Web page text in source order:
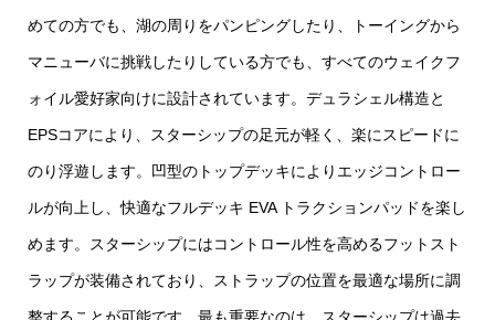
めての方でも、湖の周りをパンピングしたり、トーイングから
マニューバに挑戦したりしている方でも、すべてのウェイクフ
ォイル愛好家向けに設計されています。デュラシェル構造と
EPSコアにより、スターシップの足元が軽く、楽にスピードに
のり浮遊します。凹型のトップデッキによりエッジコントロー
ルが向上し、快適なフルデッキ EVA トラクションパッドを楽し
めます。スターシップにはコントロール性を高めるフットスト
ラップが装備されており、ストラップの位置を最適な場所に調